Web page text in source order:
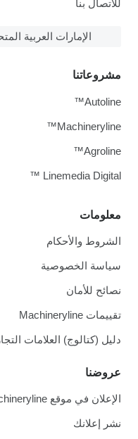
للاتصال بنا
الإمارات العربية
معلومات
الشروط والأحكام
سياسة الخصوصية
نصائح للأمان
تقييمات Machineryline
دليل (كتالوج) العلامات
عروضنا
الإعلان في موقع Machineryline.
نشر إعلانك
مشروعاتنا
Autoline™
Machineryline™
Agroline™
Linemedia Digital ™